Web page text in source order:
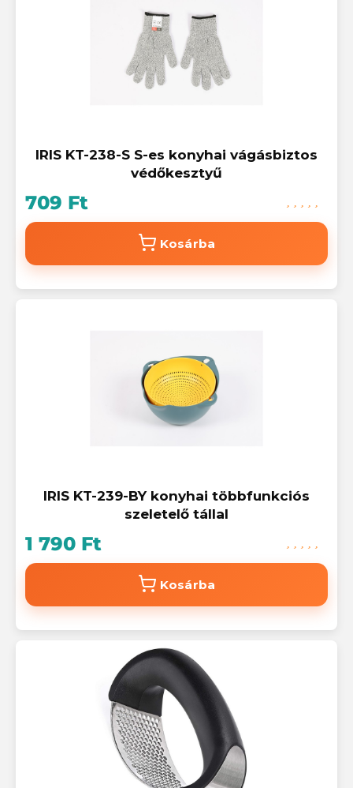
IRIS KT-238-S S-es konyhai vágásbiztos
védőkesztyű
709 Ft
Kosárba
IRIS KT-239-BY konyhai többfunkciós
szeletelő tállal
1 790 Ft
Kosárba